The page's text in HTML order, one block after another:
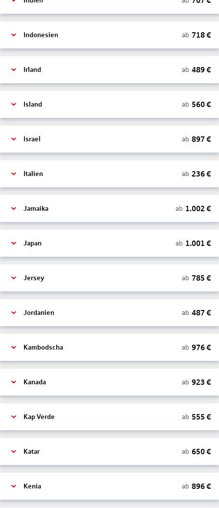
Indonesien ab 718€
Irland ab 489€
Island ab 560€
Israel ab 897 €
Italien ab 236€
Jamaika ab 1.002 €
Japan ab 1.001 €
Jersey ab 785 €
Jordanien ab 487 €
Kambodscha ab 976€
Kanada ab 923 €
Kap Verde ab 555 €
Katar ab 650€
Kenia ab 896€